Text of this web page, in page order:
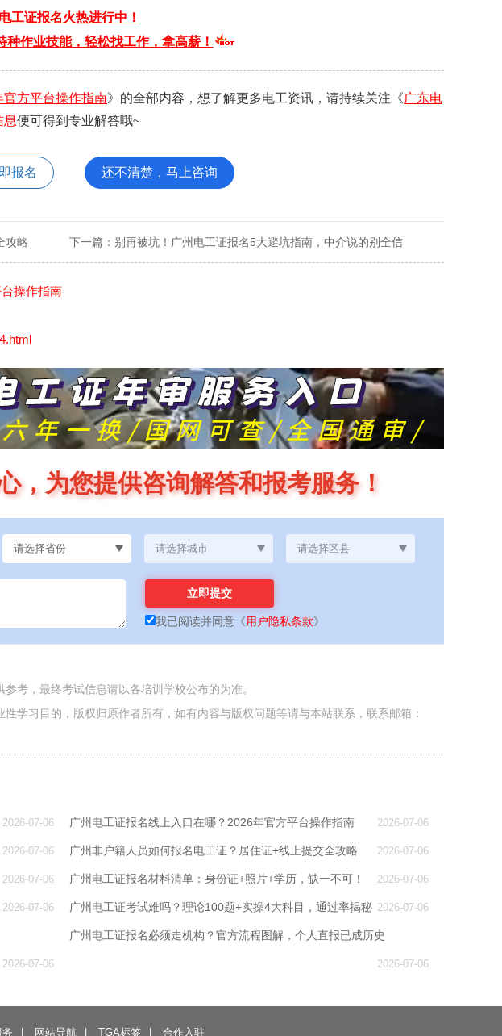
电工证报名火热进行中！
种作业技能，轻松找工作，拿高薪！
官方平台操作指南》的全部内容，想了解更多电工资讯，请持续关注《广东电
息便可得到专业解答哦~
报名 还不清楚，马上咨询
攻略 下一篇： 别再被坑！广州电工证报名5大避坑指南，中介说的别全信
操作指南
，为您提供咨询解答和报考服务！
我已阅读并同意 《用户隐私条款》
考，最终考试信息请以各培训学校公布的为准。
学习目的，版权归原作者所有，如有内容与版权问题等请与本站联系，联系邮箱：
2026-07-06 广州电工证报名线上入口在哪？2026年官方平台操作指南 2026-07-06
2026-07-06 广州非户籍人员如何报名电工证？居住证+线上提交全攻略 2026-07-06
2026-07-06 广州电工证报名材料清单：身份证+照片+学历，缺一不可！ 2026-07-06
2026-07-06 广州电工证考试难吗？理论100题+实操4大科目，通过率揭秘 2026-07-06
2026-07-06
广州电工证报名必须走机构？官方流程图解，个人直报已成历史
2026-07-06
务 网站导航 TGA标签 合作入驻